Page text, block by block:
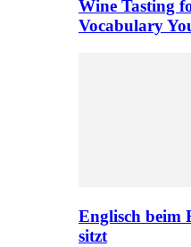
Wine Tasting
Vocabulary
Englisch beim
sitzt